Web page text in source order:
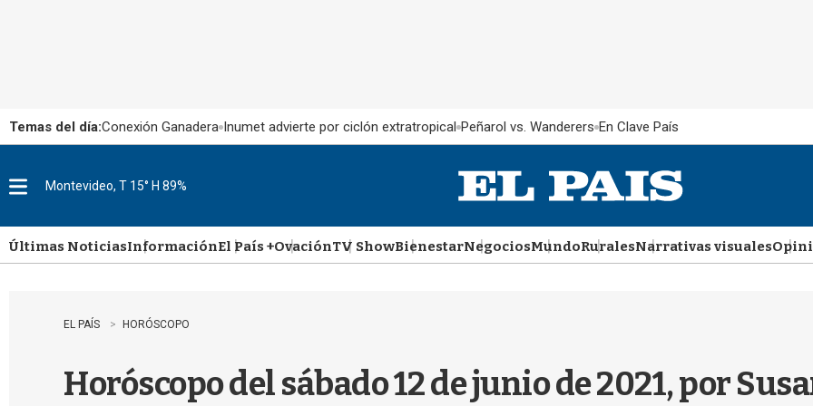
Temas del día:Conexión Ganadera Inumet advierte por ciclón extratropical Peñarol vs. Wanderers En Clave País
u
Montevideo, T 15° H 89%
Últimas NoticiasInformaciónEl País +OvaciónTV ShowBienestarNegociosMundoRuralesNarrativas visuales
EL PAÍS HORÓSCOPO
Horóscopo del sábado 12 de junio de 2021, por